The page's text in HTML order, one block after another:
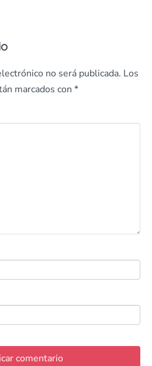
no será publicada. Los
marcados con *